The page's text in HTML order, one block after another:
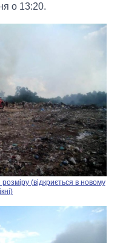
о 13:20.
(відкриється в новому